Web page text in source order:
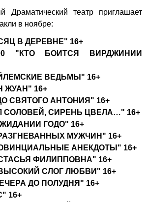
Драматический театрприглашает
в ноябре:
В ДЕРЕВНЕ" 16+
"КТО БОИТСЯ ВИРДЖИНИИ
ВЕДЬМЫ" 16+
ЖУАН" 16+
СВЯТОГО АНТОНИЯ" 16+
СОЛОВЕЙ, СИРЕНЬ ЦВЕЛА…" 16+
ГОДО" 16+
РАЗГНЕВАННЫХ МУЖЧИН" 16+
АНЕКДОТЫ" 16+
ФИЛИППОВНА" 16+
СЛОГ ЛЮБВИ" 16+
ДО ПОЛУДНЯ" 16+
16+